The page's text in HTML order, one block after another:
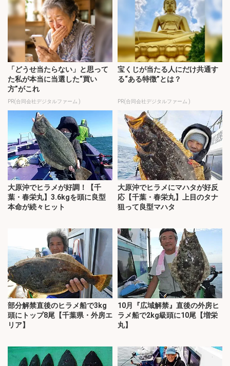
「どうせ当たらない」と思って
た私が本当に当選した“買い
方”がこれ
PR(合同会社デジタルファーム )
宝くじが当たる人にだけ共通す
る“ある特徴”とは？
PR(合同会社デジタルファーム )
大原沖でヒラメが好調！【千
葉・春栄丸】3.6kgを頭に良型
本命が続々ヒット
大原沖でヒラメにマハタが好反
応【千葉・春栄丸】上目のタナ
狙って良型マハタ
部分解禁直後のヒラメ船で3kg
頭にトップ8尾【千葉県・外房エ
リア】
10月『広域解禁』直後の外房ヒ
ラメ船で2kg級頭に10尾【増栄
丸】